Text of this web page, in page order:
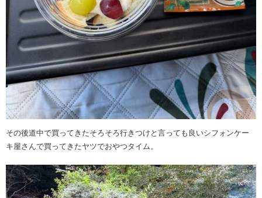
その後道中で買ってきたそろそろ行きつけと言っても良いシフォンケー
キ屋さんで買ってきたヤツでおやつタイム。